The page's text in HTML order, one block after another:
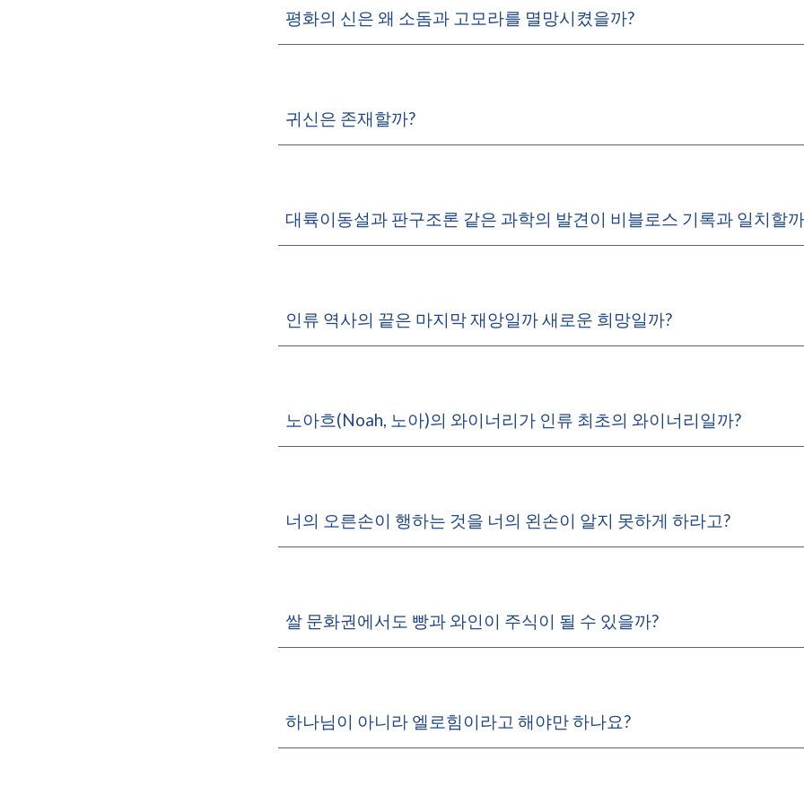
평화의 신은 왜 소돔과 고모라를 멸망시켰을까?
귀신은 존재할까?
대륙이동설과 판구조론 같은 과학의 발견이 비블로스 기록과 일치할
인류 역사의 끝은 마지막 재앙일까 새로운 희망일까?
노아흐(Noah, 노아)의 와이너리가 인류 최초의 와이너리일까?
너의 오른손이 행하는 것을 너의 왼손이 알지 못하게 하라고?
쌀 문화권에서도 빵과 와인이 주식이 될 수 있을까?
하나님이 아니라 엘로힘이라고 해야만 하나요?